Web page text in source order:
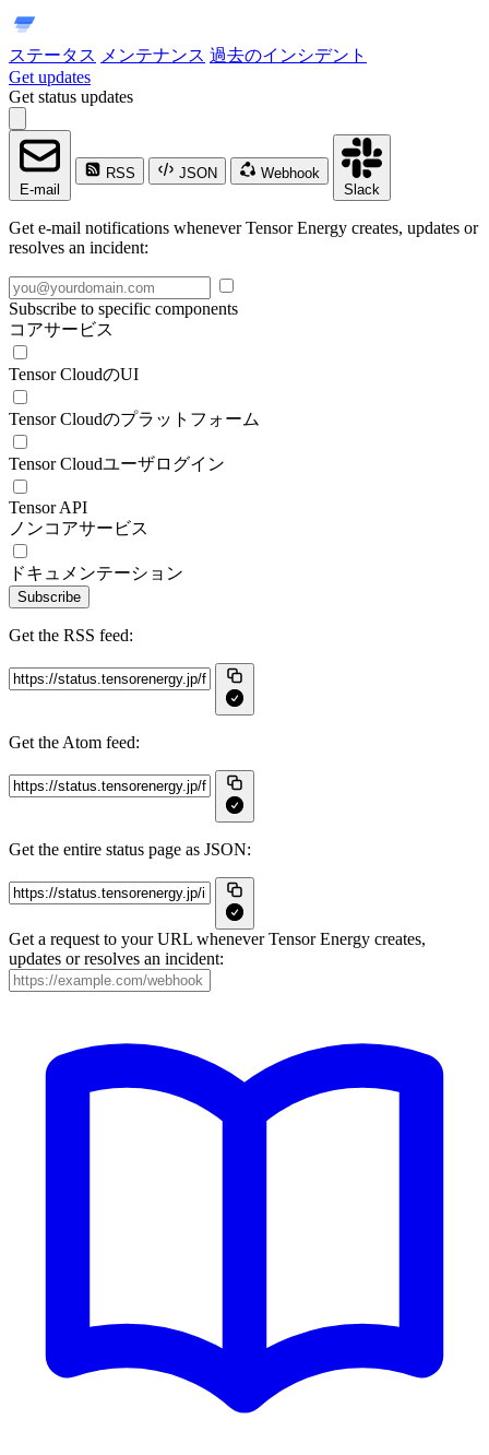
ステータス メンテナンス 過去のインシデント
Get updates
Get status updates
E-mail
RSS JSON
Webhook
Slack
Get e-mail notifications whenever Tensor Energy creates, updates or
resolves an incident:
Subscribe to specific components
コアサービス
Tensor CloudのUI
Tensor Cloudのプラットフォーム
Tensor Cloudユーザログイン
Tensor API
ノンコアサービス
ドキュメンテーション
Subscribe
Get the RSS feed:
Get the Atom feed:
Get the entire status page as JSON:
Get a request to your URL whenever Tensor Energy creates,
updates or resolves an incident: